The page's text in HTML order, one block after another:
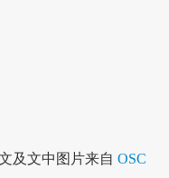
及文中图片来自OSC